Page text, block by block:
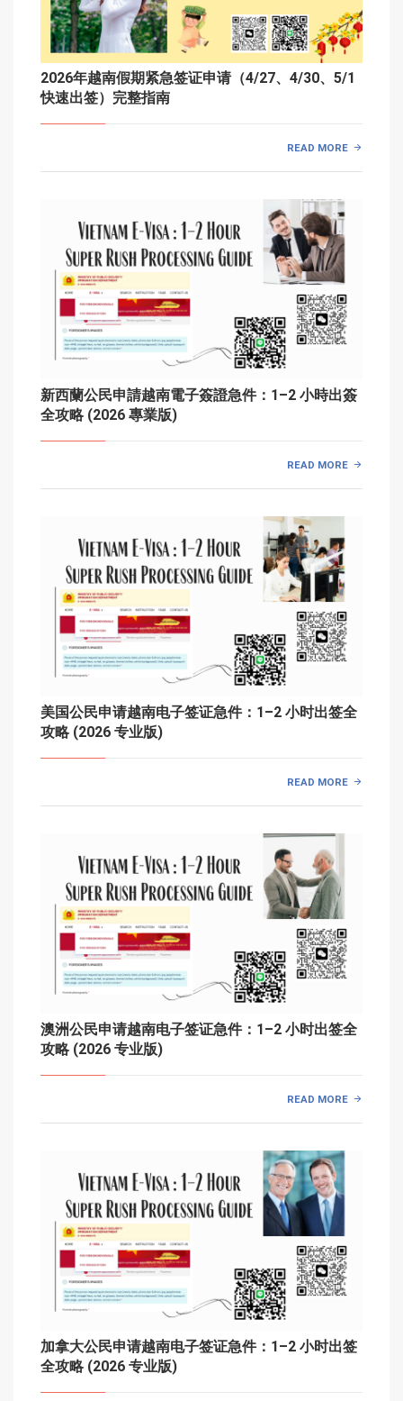
2026年越南假期紧急签证申请（4/27、4/30、5/1
快速出签）完整指南
READ MORE
新西蘭公民申請越南電子簽證急件：1–2 小時出簽
全攻略 (2026 專業版)
READ MORE
美国公民申请越南电子签证急件：1–2 小时出签全
攻略 (2026 专业版)
READ MORE
澳洲公民申请越南电子签证急件：1–2 小时出签全
攻略 (2026 专业版)
READ MORE
加拿大公民申请越南电子签证急件：1–2 小时出签
全攻略 (2026 专业版)